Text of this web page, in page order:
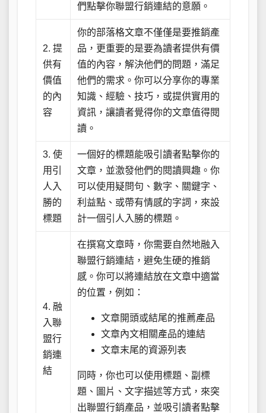
們點擊你聯盟行銷連結的意願。
2. 提
供有
價值
的內
容
你的部落格文章不僅僅是要推銷產
品，更重要的是要為讀者提供有價
值的內容，解決他們的問題，滿足
他們的需求。你可以分享你的專業
知識、經驗、技巧，或提供實用的
資訊，讓讀者覺得你的文章值得閱
讀。
3. 使
用引
人入
勝的
標題
一個好的標題能吸引讀者點擊你的
文章，並激發他們的閱讀興趣。你
可以使用疑問句、數字、關鍵字、
利益點、或帶有情感的字詞，來設
計一個引人入勝的標題。
4. 融
入聯
盟行
銷連
結
在撰寫文章時，你需要自然地融入
聯盟行銷連結，避免生硬的推銷
感。你可以將連結放在文章中適當
的位置，例如：
文章開頭或結尾的推薦產品
文章內文相關產品的連結
文章末尾的資源列表
同時，你也可以使用標題、副標
題、圖片、文字描述等方式，來突
出聯盟行銷產品，並吸引讀者點擊